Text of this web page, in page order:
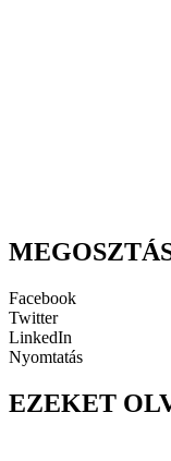
Facebook
Twitter
LinkedIn
Nyomtatás
EZEKET